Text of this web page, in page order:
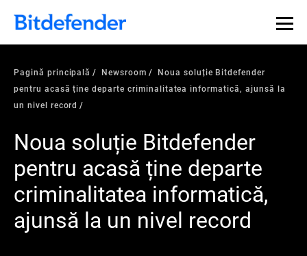
Pagină principală Newsroom
Noua soluție Bitdefender
pentru acasă ține departe criminalitatea informatică, ajunsă la
un nivel record
Noua soluție Bitdefender
pentru acasă ține departe
criminalitatea informatică,
ajunsă la un nivel record